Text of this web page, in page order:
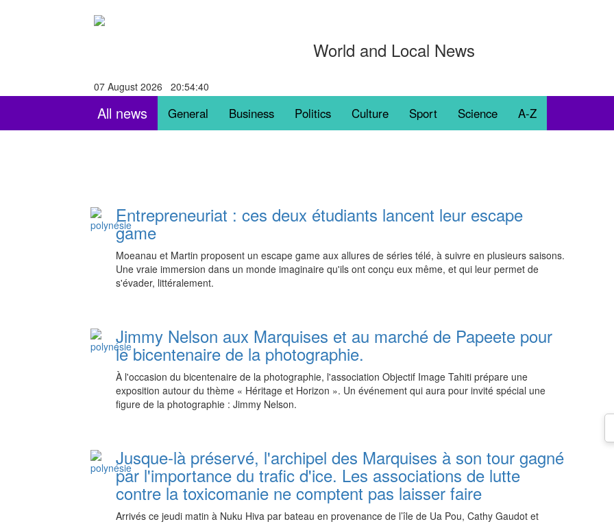
World and Local News
07 August 2026 20:54:41
All news General Business Politics Culture Sport Science A-Z
Entrepreneuriat : ces deux étudiants lancent leur escape
game
Moeanau et Martin proposent un escape game aux allures de séries télé, à suivre en plusieurs saisons.
Une vraie immersion dans un monde imaginaire qu'ils ont conçu eux même, et qui leur permet de
s'évader, littéralement.
Jimmy Nelson aux Marquises et au marché de Papeete pour
le bicentenaire de la photographie.
À l'occasion du bicentenaire de la photographie, l'association Objectif Image Tahiti prépare une
exposition autour du thème « Héritage et Horizon ». Un événement qui aura pour invité spécial une
figure de la photographie : Jimmy Nelson.
Jusque-là préservé, l'archipel des Marquises à son tour gagné
par l'importance du trafic d'ice. Les associations de lutte
contre la toxicomanie ne comptent pas laisser faire
Arrivés ce jeudi matin à Nuku Hiva par bateau en provenance de l’île de Ua Pou, Cathy Gaudot et